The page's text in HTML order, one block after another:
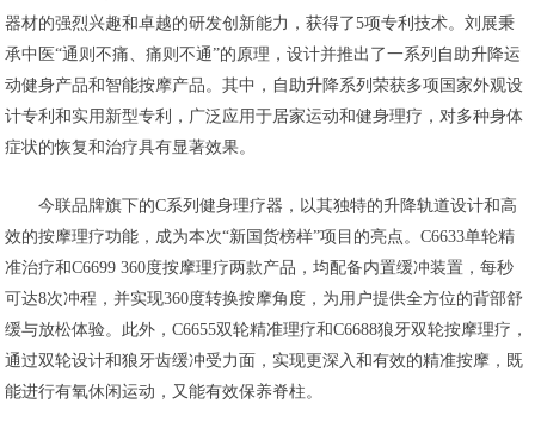
器材的强烈兴趣和卓越的研发创新能力，获得了5项专利技术。刘展秉
承中医“通则不痛、痛则不通”的原理，设计并推出了一系列自助升降运
动健身产品和智能按摩产品。其中，自助升降系列荣获多项国家外观设
计专利和实用新型专利，广泛应用于居家运动和健身理疗，对多种身体
症状的恢复和治疗具有显著效果。
今联品牌旗下的C系列健身理疗器，以其独特的升降轨道设计和高
效的按摩理疗功能，成为本次“新国货榜样”项目的亮点。C6633单轮精
准治疗和C6699 360度按摩理疗两款产品，均配备内置缓冲装置，每秒
可达8次冲程，并实现360度转换按摩角度，为用户提供全方位的背部舒
缓与放松体验。此外，C6655双轮精准理疗和C6688狼牙双轮按摩理疗，
通过双轮设计和狼牙齿缓冲受力面，实现更深入和有效的精准按摩，既
能进行有氧休闲运动，又能有效保养脊柱。